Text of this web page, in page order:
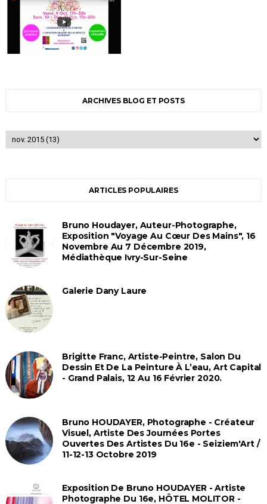
ARCHIVES BLOG ET POSTS
ARTICLES POPULAIRES
Bruno Houdayer, Auteur-Photographe,
Exposition "Voyage Au Cœur Des Mains", 16
Novembre Au 7 Décembre 2019,
Médiathèque Ivry-Sur-Seine
Galerie Dany Laure
Brigitte Franc, Artiste-Peintre, Salon Du
Dessin Et De La Peinture À L’eau, Art Capital
- Grand Palais, 12 Au 16 Février 2020.
Bruno HOUDAYER, Photographe - Créateur
Visuel, Artiste Des Journées Portes
Ouvertes Des Artistes Du 16e - Seiziem'Art /
11-12-13 Octobre 2019
Exposition De Bruno HOUDAYER - Artiste
Photographe Du 16e, HÔTEL MOLITOR -